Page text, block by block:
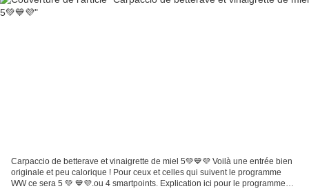
Carpaccio de betterave et vinaigrette de miel 5💚💙💜 Voilà une entrée bien
originale et peu calorique ! Pour ceux et celles qui suivent le programme
WW ce sera 5 💚 💙💜.ou 4 smartpoints. Explication ici pour le programme